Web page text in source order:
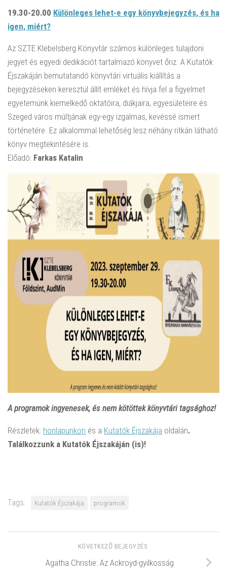
19.30-20.00 Különleges lehet-e egy könyvbejegyzés, és ha
igen, miért?
Az SZTE Klebelsberg Könyvtár számos különleges tulajdoni
jegyet és egyedi dedikációt tartalmazó könyvet őriz. A Kutatók
Éjszakáján bemutatandó könyvtári virtuális kiállítás a
bejegyzéseken keresztül állít emléket és hívja fel a figyelmet
egyetemünk kiemelkedő oktatóira, diákjaira, egyesületeire és
Szeged város múltjának egy-egy izgalmas, kevéssé ismert
történetére. Ez alkalommal lehetőség lesz néhány ritkán látható
könyv megtekintésére is.
Előadó: Farkas Katalin
A programok ingyenesek, és nem kötöttek könyvtári tagsághoz!
Részletek: honlapunkon és a Kutatók Éjszakája oldalán.
Találkozzunk a Kutatók Éjszakáján (is)!
Tags: Kutatók Éjszakája programok
KÖVETKEZŐ BEJEGYZÉS
Agatha Christie: Az Ackroyd-gyilkosság